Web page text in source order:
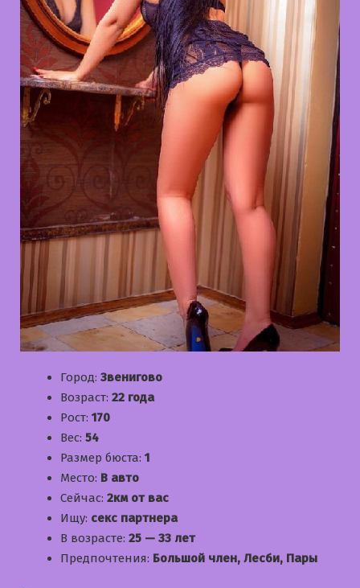
Город: Звенигово
Возраст: 22 года
Рост: 170
Вес: 54
Размер бюста: 1
Место: В авто
Сейчас: 2км от вас
Ищу: секс партнера
В возрасте: 25 — 33 лет
Предпочтения: Большой член, Лесби, Пары